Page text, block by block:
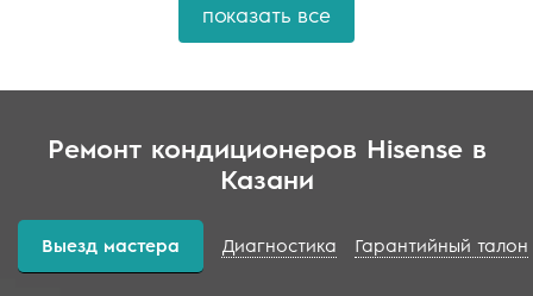
показать все
Ремонт кондиционеров Hisense в
Казани
Выезд мастера Диагностика Гарантийный талон